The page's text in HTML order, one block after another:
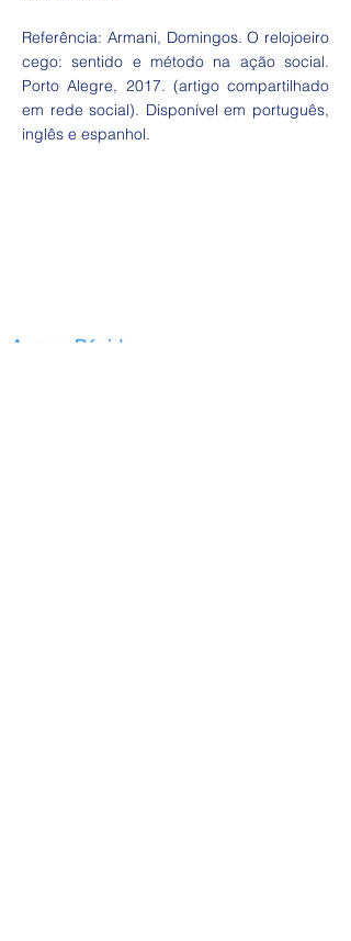
Referência: Armani, Domingos. O relojoeiro
cego: sentido e método na ação social.
Porto Alegre, 2017. (artigo compartilhado
em rede social). Disponível em português,
inglês e espanhol.
Acesso Rápido